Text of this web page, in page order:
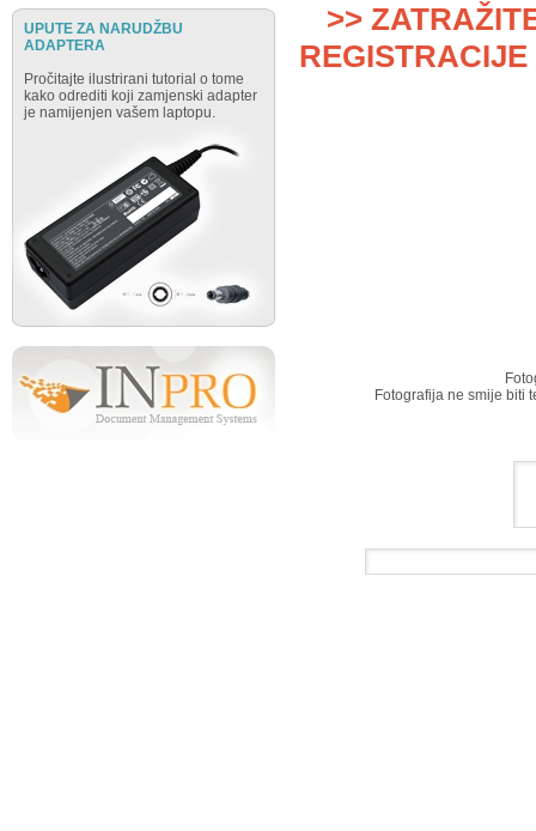
UPUTE ZA NARUDŽBU
ADAPTERA
Pročitajte ilustrirani tutorial o tome
kako odrediti koji zamjenski adapter
je namijenjen vašem laptopu.
>>
Fotografija ne smije biti